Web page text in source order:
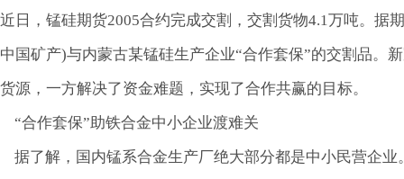
近日，锰硅期货2005合约完成交割，交割货物4.1万吨。据
中国矿产)与内蒙古某锰硅生产企业“合作套保”的交割品。
货源，一方解决了资金难题，实现了合作共赢的目标。
“合作套保”助铁合金中小企业渡难关
据了解，国内锰系合金生产厂绝大部分都是中小民营企